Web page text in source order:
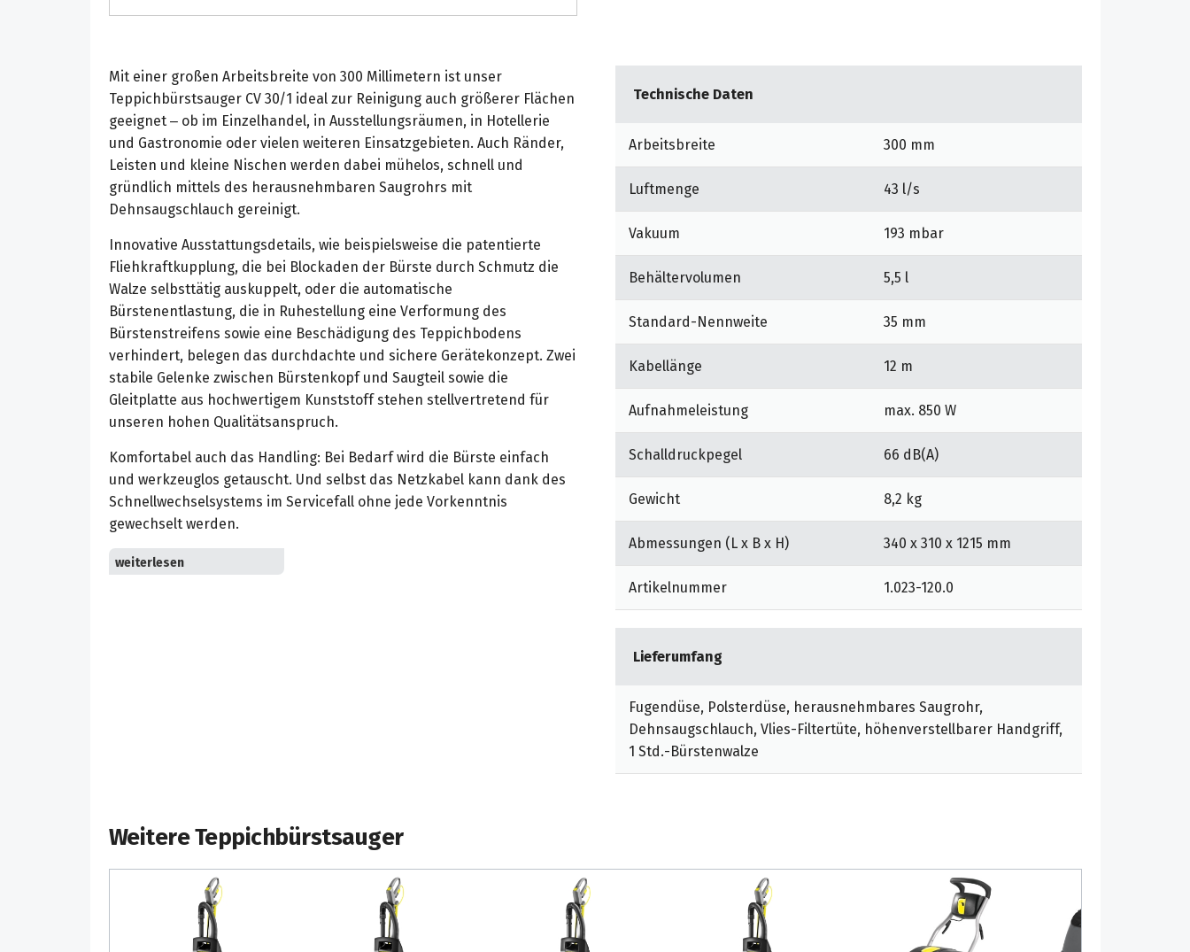
Mit einer großen Arbeitsbreite von 300 Millimetern ist unser
Teppichbürstsauger CV 30/1 ideal zur Reinigung auch größerer Flächen
geeignet – ob im Einzelhandel, in Ausstellungsräumen, in Hotellerie
und Gastronomie oder vielen weiteren Einsatzgebieten. Auch Ränder,
Leisten und kleine Nischen werden dabei mühelos, schnell und
gründlich mittels des herausnehmbaren Saugrohrs mit
Dehnsaugschlauch gereinigt.
Innovative Ausstattungsdetails, wie beispielsweise die patentierte
Fliehkraftkupplung, die bei Blockaden der Bürste durch Schmutz die
Walze selbsttätig auskuppelt, oder die automatische
Bürstenentlastung, die in Ruhestellung eine Verformung des
Bürstenstreifens sowie eine Beschädigung des Teppichbodens
verhindert, belegen das durchdachte und sichere Gerätekonzept. Zwei
stabile Gelenke zwischen Bürstenkopf und Saugteil sowie die
Gleitplatte aus hochwertigem Kunststoff stehen stellvertretend für
unseren hohen Qualitätsanspruch.
Komfortabel auch das Handling: Bei Bedarf wird die Bürste einfach
und werkzeuglos getauscht. Und selbst das Netzkabel kann dank des
Schnellwechselsystems im Servicefall ohne jede Vorkenntnis
gewechselt werden.
Manuelle Bürstenwalzeneinstellung: Die Bürstenwalze kann dank der
Höhenverstellung an jede Teppichflorhöhe angepasst werden.
Technische Daten
Arbeitsbreite 300 mm
Luftmenge 43 l/s
Vakuum 193 mbar
Behältervolumen 5,5 l
Standard-Nennweite 35 mm
Kabellänge 12 m
Aufnahmeleistung max. 850 W
Schalldruckpegel 66 dB(A)
Gewicht 8,2 kg
Abmessungen (L x B x H) 340 x 310 x 1215 mm
Artikelnummer 1.023-120.0
Lieferumfang
Fugendüse, Polsterdüse, herausnehmbares Saugrohr,
Dehnsaugschlauch, Vlies-Filtertüte, höhenverstellbarer Handgriff,
1 Std.-Bürstenwalze
Weitere Teppichbürstsauger